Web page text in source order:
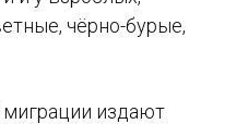
чёрно-бурые,
миграции издают